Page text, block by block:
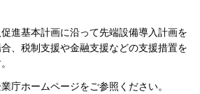
進基本計画に沿って先端設備導入計画を
、税制支援や金融支援などの支援措置を
庁ホームページをご参照ください。